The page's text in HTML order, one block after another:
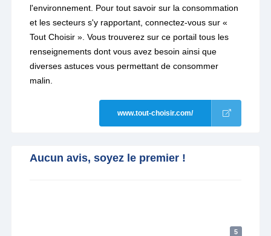
l'environnement. Pour tout savoir sur la consommation
et les secteurs s'y rapportant, connectez-vous sur «
Tout Choisir ». Vous trouverez sur ce portail tous les
renseignements dont vous avez besoin ainsi que
diverses astuces vous permettant de consommer
malin.
www.tout-choisir.com/
Aucun avis, soyez le premier !
5